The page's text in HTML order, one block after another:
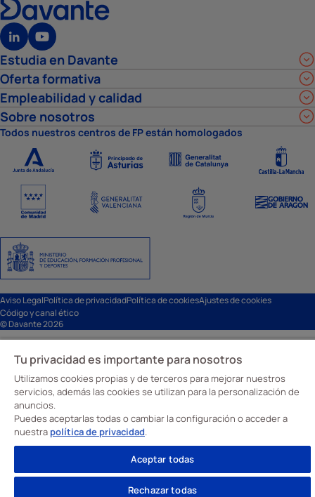
Estudia en Davante
Oferta formativa
Empleabilidad y calidad
Sobre nosotros
Todos nuestros centros de FP están homologados
Aviso LegalPolítica de privacidadPolítica de cookiesAjustes de cookies
Código y canal ético
© Davante 2026
Tu privacidad es importante para nosotros
Utilizamos cookies propias y de terceros para mejorar nuestros
servicios, además las cookies se utilizan para la personalización de
anuncios.
Puedes aceptarlas todas o cambiar la configuración o acceder a
nuestra política de privacidad.
Aceptar todas
Rechazar todas